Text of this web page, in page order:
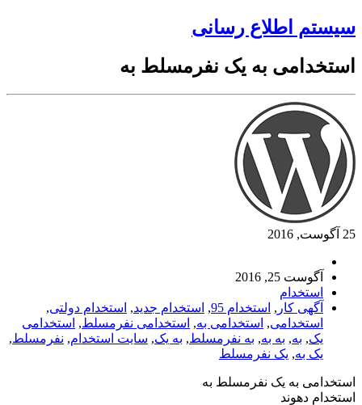
سیستم اطلاع رسانی
استخدامی به یک نفرمسلط به
25 آگوست, 2016
آگوست 25, 2016
استخدام
آگهی کار , استخدام 95 , استخدام جدید, استخدام دولتی,
استخدامی, استخدامی به, استخدامی نفرمسلط, استخدامی
یک, به, به به, به نفرمسلط, به یک, سایت استخدام, نفرمسلط,
یک به, یک نفرمسلط
استخدامی به یک نفرمسلط به
استخدام دهوند